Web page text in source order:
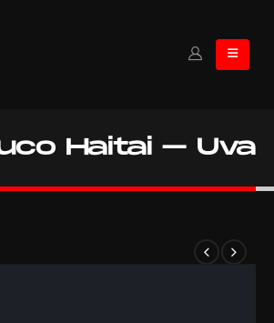
Haitai – Uva